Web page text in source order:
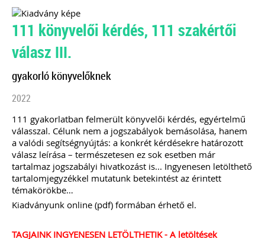
111 könyvelői kérdés, 111 szakértői
válasz III.
gyakorló könyvelőknek
2022
111 gyakorlatban felmerült könyvelői kérdés, egyértelmű
válasszal. Célunk nem a jogszabályok bemásolása, hanem
a valódi segítségnyújtás: a konkrét kérdésekre határozott
válasz leírása – természetesen ez sok esetben már
tartalmaz jogszabályi hivatkozást is... Ingyenesen letölthető
tartalomjegyzékkel mutatunk betekintést az érintett
témakörökbe…
Kiadványunk online (pdf) formában érhető el.
TAGJAINK INGYENESEN LETÖLTHETIK - A letöltések